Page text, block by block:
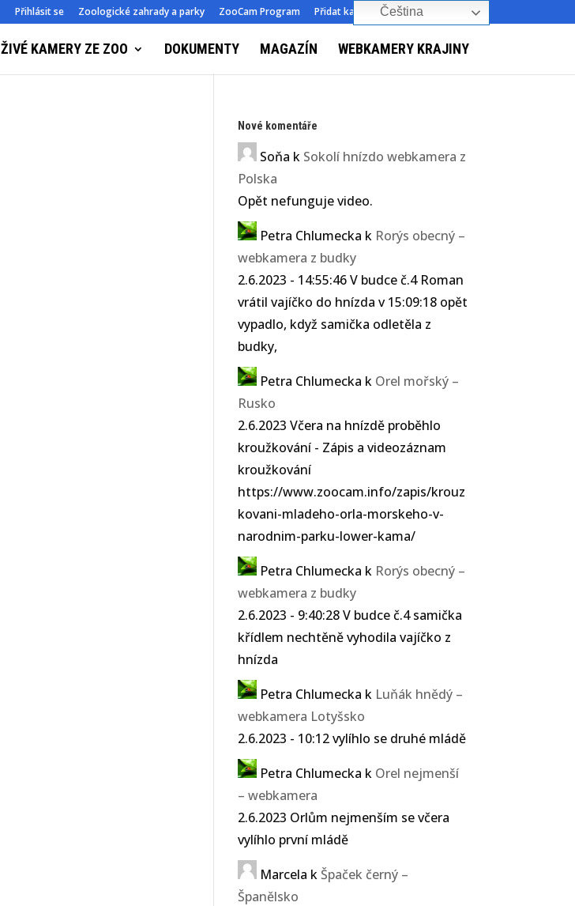
Přihlásit se Zoologické zahrady a parky ZooCam Program Přidat kameru O nás
ŽIVÉ KAMERY ZE ZOO DOKUMENTY MAGAZÍN WEBKAMERY KRAJINY
Nové komentáře
Soňa k Sokolí hnízdo webkamera z
Polska
Opět nefunguje video.
Petra Chlumecka k Rorýs obecný –
webkamera z budky
2.6.2023 - 14:55:46 V budce č.4 Roman
vrátil vajíčko do hnízda v 15:09:18 opět
vypadlo, když samička odletěla z
budky,
Petra Chlumecka k Orel mořský –
Rusko
2.6.2023 Včera na hnízdě proběhlo
kroužkování - Zápis a videozáznam
kroužkování
https://www.zoocam.info/zapis/krouz
kovani-mladeho-orla-morskeho-v-
narodnim-parku-lower-kama/
Petra Chlumecka k Rorýs obecný –
webkamera z budky
2.6.2023 - 9:40:28 V budce č.4 samička
křídlem nechtěně vyhodila vajíčko z
hnízda
Petra Chlumecka k Luňák hnědý –
webkamera Lotyšsko
2.6.2023 - 10:12 vylíhlo se druhé mládě
Petra Chlumecka k Orel nejmenší
– webkamera
2.6.2023 Orlům nejmenším se včera
vylíhlo první mládě
Marcela kŠpaček černý –
Španělsko
Čeština‎